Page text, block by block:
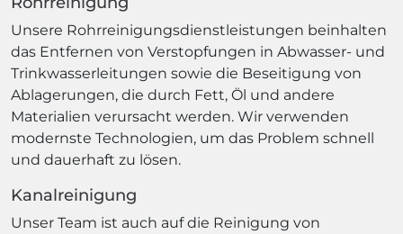
Unsere Rohrreinigungsdienstleistungen beinhalten
das Entfernen von Verstopfungen in Abwasser- und
Trinkwasserleitungen sowie die Beseitigung von
Ablagerungen, die durch Fett, Öl und andere
Materialien verursacht werden. Wir verwenden
modernste Technologien, um das Problem schnell
und dauerhaft zu lösen.
Kanalreinigung
Unser Team ist auch auf die Reinigung von